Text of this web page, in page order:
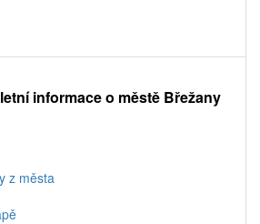
informace o městě Břežany
z města